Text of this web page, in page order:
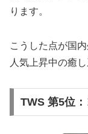
ります​。
こうした点が国
人気上昇中の癒
TWS 第5位